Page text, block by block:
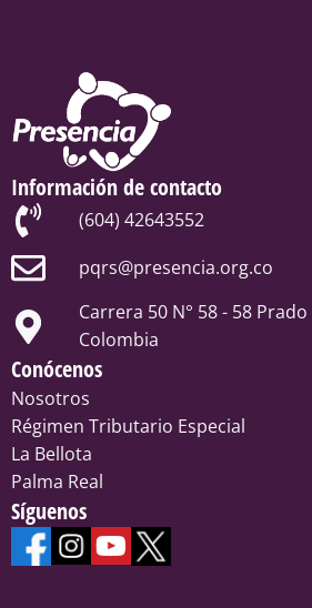
Información de contacto
(604) 42643552
pqrs@presencia.org.co
Carrera 50 N° 58 - 58
Colombia
Conócenos
Nosotros
Régimen Tributario Especial
La Bellota
Palma Real
Síguenos